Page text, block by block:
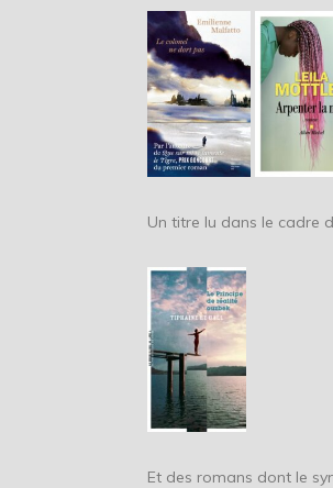
Un titre lu dans le cadre
Et des romans dont le